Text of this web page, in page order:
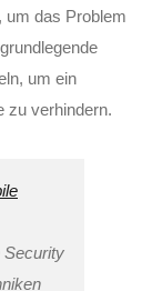
um das Problem
um ein
zu verhindern.
Security